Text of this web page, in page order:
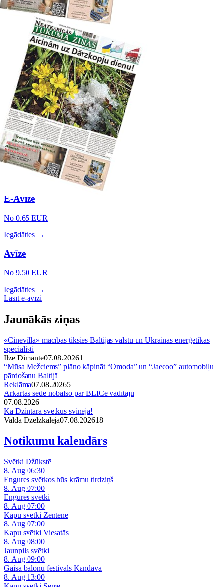
E-Avīze
No 0.65 EUR
Iegādāties →
Avīze
No 9.50 EUR
Iegādāties →
Lasīt e-avīzi
Jaunākās ziņas
«Cinevilla» mācībās tiksies Baltijas valstu un Ukrainas enerģētikas
speciālisti
Ilze Dimante07.08.20261
“Mūsa Mežciems” plāno kāpināt “Omoda” un “Jaecoo” automobiļu
pārdošanu Baltijā
Reklāma07.08.20265
Ārkārtas sēdē nobalso par BLICe vadītāju
07.08.2026
Kā Dzintarā svētkus svinēja!
Valda Dzelzkalēja07.08.202618
Notikumu kalendārs
Svētki Džūkstē
8. Aug 06:30
Engures svētkos būs krāmu tirdziņš
8. Aug 07:00
Engures svētki
8. Aug 07:00
Kapu svētki Zentenē
8. Aug 07:00
Kapu svētki Viesatās
8. Aug 08:00
Jaunpils svētki
8. Aug 09:00
Gaisa balonu festivāls Kandavā
8. Aug 13:00